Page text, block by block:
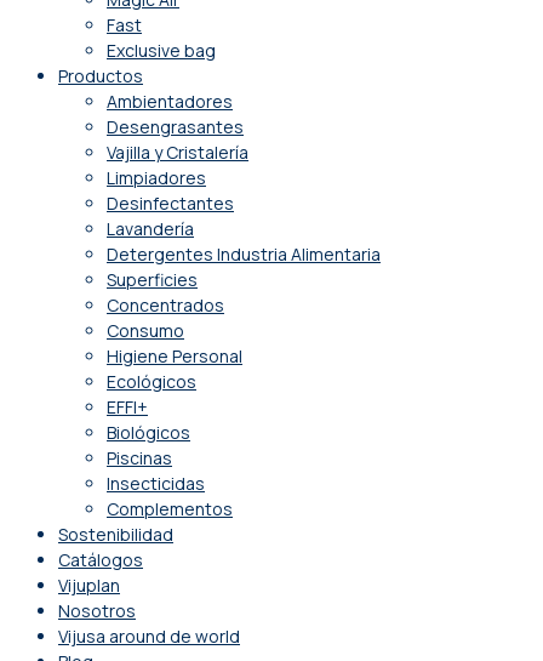
Fast
Exclusive bag
Productos
Ambientadores
Desengrasantes
Vajilla y Cristalería
Limpiadores
Desinfectantes
Lavandería
Detergentes Industria Alimentaria
Superficies
Concentrados
Consumo
Higiene Personal
Ecológicos
EFFI+
Biológicos
Piscinas
Insecticidas
Complementos
Sostenibilidad
Catálogos
Vijuplan
Nosotros
Vijusa around de world